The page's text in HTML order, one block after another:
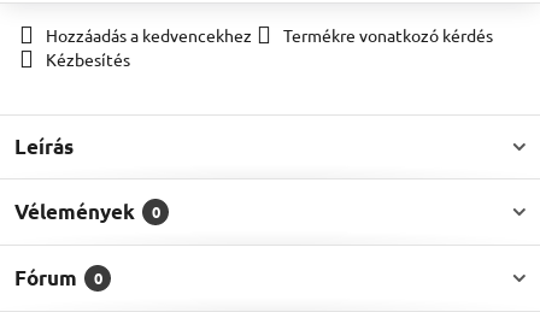
Hozzáadás a kedvencekhez
Termékre vonatkozó kérdés
Kézbesítés
Leírás
Vélemények 0
Fórum 0